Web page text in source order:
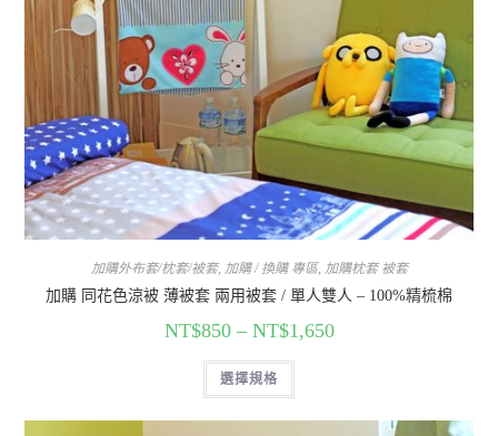
加購外布套/枕套/被套, 加購 / 換購 專區, 加購枕套 被套
加購 同花色涼被 薄被套 兩用被套 / 單人雙人 – 100%精梳棉
NT$850– NT$1,650
選擇規格